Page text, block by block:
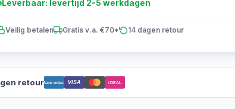
Leverbaar: levertijd 2-5 werkdagen
Veilig betalen Gratis v.a. €70* 14 dagen retour
retourBancontact VISA iDEAL